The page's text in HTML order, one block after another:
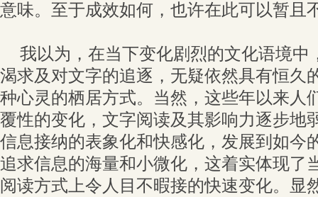
意味。至于成效如何，也许在此可以暂且
我以为，在当下变化剧烈的文化语境中
渴求及对文字的追逐，无疑依然具有恒久
种心灵的栖居方式。当然，这些年以来人
覆性的变化，文字阅读及其影响力逐步地
信息接纳的表象化和快感化，发展到如今
追求信息的海量和小微化，这着实体现了
阅读方式上令人目不暇接的快速变化。显